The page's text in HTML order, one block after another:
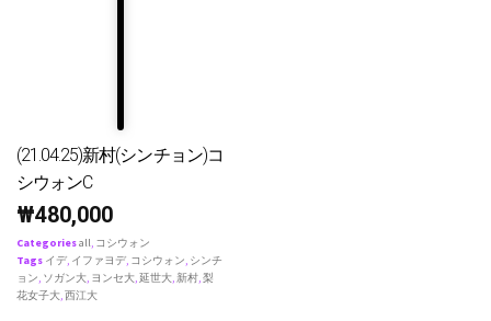
(21.04.25)新村(シンチョン)コ
シウォンC
₩480,000
Categoriesall, コシウォン
Tags イデ, イファヨデ, コシウォン, シンチ
ョン, ソガン大, ヨンセ大,延世大,新村,梨
花女子大,西江大